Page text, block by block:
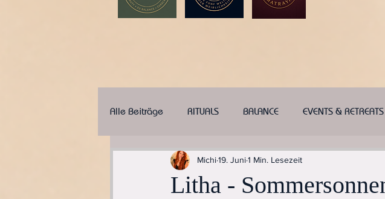
Alle Beiträge RITUALS BALANCE EVENTS & RETREATS
Litha -
Michi19. Juni1 Min. Lesezeit